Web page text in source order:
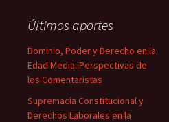
Últimos aportes
Dominio, Poder y Derecho en la
Edad Media: Perspectivas de
los Comentaristas
Supremacía Constitucional y
Derechos Laborales en la